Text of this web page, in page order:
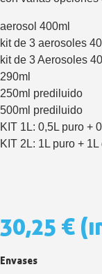
aerosol 400ml
kit de 3 aerosoles
kit de 3 Aerosoles
290ml
250ml prediluido
500ml prediluido
KIT 1L: 0,5L puro +
KIT 2L: 1L puro +
30,25 €
Envases